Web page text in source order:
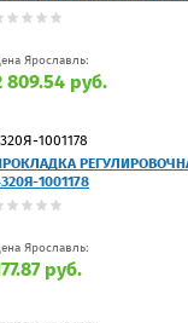
Ярославль:
809.54 руб.
1001178
1001178
Ярославль:
руб.